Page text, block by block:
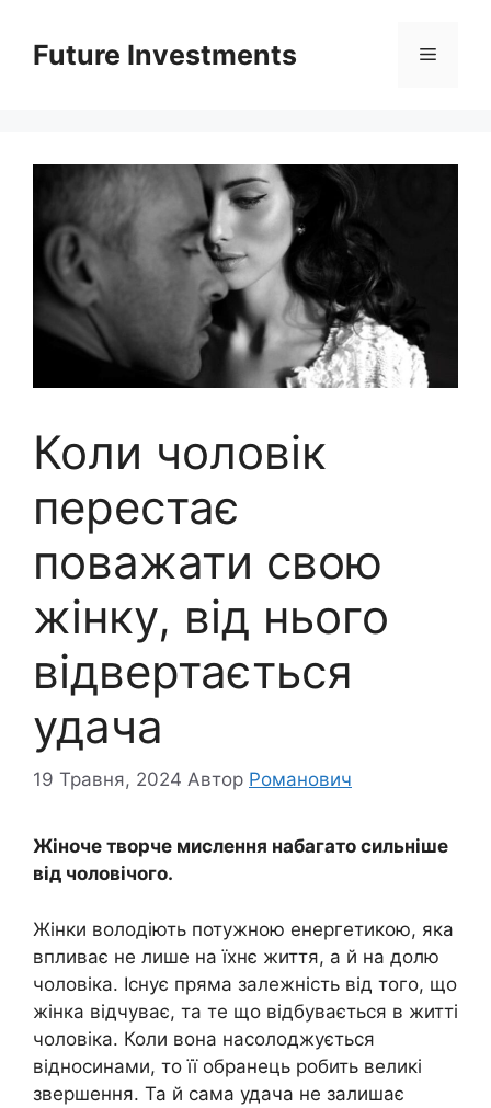
вмістуFuture Investments Меню
Коли чоловік
перестає
поважати свою
жінку, від нього
відвертається
удача
19 Травня, 2024 Автор Романович
Жіноче творче мислення набагато сильніше
від чоловічого.
Жінки володіють потужною енергетикою, яка
впливає не лише на їхнє життя, а й на долю
чоловіка. Існує пряма залежність від того, що
жінка відчуває, та те що відбувається в житті
чоловіка. Коли вона насолоджується
відносинами, то її обранець робить великі
звершення. Та й сама удача не залишає